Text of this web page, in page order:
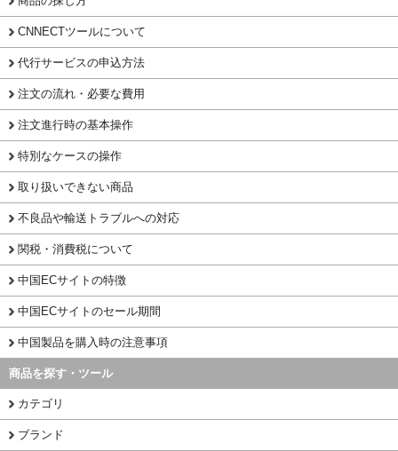
CNNECTツールについて
代行サービスの申込方法
注文の流れ・必要な費用
注文進行時の基本操作
特別なケースの操作
取り扱いできない商品
不良品や輸送トラブルへの対応
関税・消費税について
中国ECサイトの特徴
中国ECサイトのセール期間
中国製品を購入時の注意事項
商品を探す・ツール
カテゴリ
ブランド